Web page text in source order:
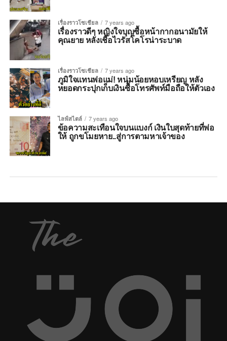
เรื่องราวโซเชียล 7 years ago
เรื่องราวดีๆ หญิงใจบุญซื้อหน้ากากอนามัยให้
คุณยาย หลังเชื้อไวรัสโคโรน่าระบาด
เรื่องราวโซเชียล 7 years ago
ภูมิใจแทนพ่อแม่! หนุ่มน้อยหอบเหรียญ หลัง
หยอดกระปุกเก็บเงินซื้อโทรศัพท์มือถือให้ตัวเอง
ไลฟ์สไตล์ 7 years ago
ข้อความสะเทือนใจบนแบงก์ เงินใบสุดท้ายที่พ่อ
ให้ ถูกขโมยหาย..สู่การตามหาเจ้าของ